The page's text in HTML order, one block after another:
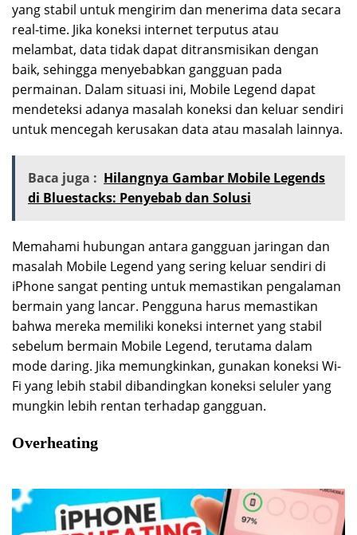
yang stabil untuk mengirim dan menerima data secara
real-time. Jika koneksi internet terputus atau
melambat, data tidak dapat ditransmisikan dengan
baik, sehingga menyebabkan gangguan pada
permainan. Dalam situasi ini, Mobile Legend dapat
mendeteksi adanya masalah koneksi dan keluar sendiri
untuk mencegah kerusakan data atau masalah lainnya.
Baca juga : Hilangnya Gambar Mobile Legends
di Bluestacks: Penyebab dan Solusi
Memahami hubungan antara gangguan jaringan dan
masalah Mobile Legend yang sering keluar sendiri di
iPhone sangat penting untuk memastikan pengalaman
bermain yang lancar. Pengguna harus memastikan
bahwa mereka memiliki koneksi internet yang stabil
sebelum bermain Mobile Legend, terutama dalam
mode daring. Jika memungkinkan, gunakan koneksi Wi-
Fi yang lebih stabil dibandingkan koneksi seluler yang
mungkin lebih rentan terhadap gangguan.
Overheating